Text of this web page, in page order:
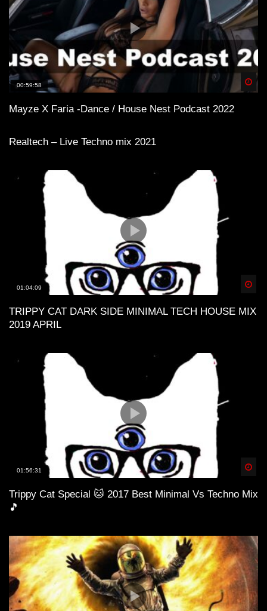
00:59:58
Mayze X Faria -Dance / House Nest Podcast 2022
Realtech – Live Techno mix 2021
01:04:09
TRIPPY CAT DARK SIDE MINIMAL TECH HOUSE MIX
2019 APRIL
01:56:31
Trippy Cat Special 🐱 2017 Best Minimal Vs Techno Mix
🎵